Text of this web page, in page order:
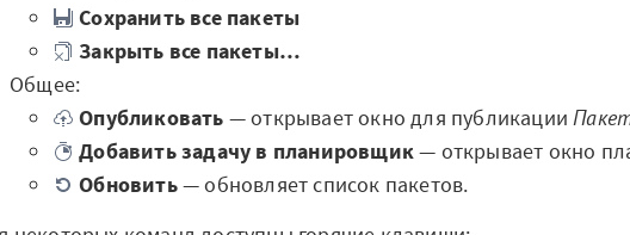
Сохранить все пакеты
Закрыть все пакеты…
Общее:
Опубликовать — открывает окно для публикации
Добавить задачу в планировщик— открывает окно
Обновить— обновляет список пакетов.